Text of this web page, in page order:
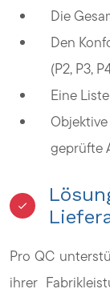
Die
Den
(P2, P3,
Eine
geprüfte
Pro QC
ihrer